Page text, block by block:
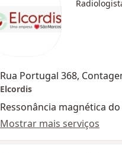
Rua Portugal 368,
Elcordis
Mostrar mais serviços